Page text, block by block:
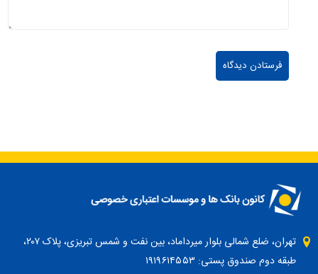
تهران، ضلع شمالی بلوار میرداماد، بین نفت و شمس تبریزی، پلاک ۲۰۷،
طبقه دوم صندوق پستی: ۱۹۱۹۶۱۴۵۵۳